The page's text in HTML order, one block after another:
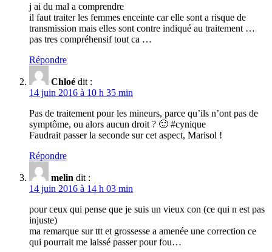
j ai du mal a comprendre
il faut traiter les femmes enceinte car elle sont a risque de
transmission mais elles sont contre indiqué au traitement …
pas tres compréhensif tout ca …
Répondre
Chloé dit :
14 juin 2016 à 10 h 35 min
Pas de traitement pour les mineurs, parce qu’ils n’ont pas de
symptôme, ou alors aucun droit ? 🙂 #cynique
Faudrait passer la seconde sur cet aspect, Marisol !
Répondre
melin dit :
14 juin 2016 à 14 h 03 min
pour ceux qui pense que je suis un vieux con (ce qui n est pas
injuste)
ma remarque sur ttt et grossesse a amenée une correction ce
qui pourrait me laissé passer pour fou…